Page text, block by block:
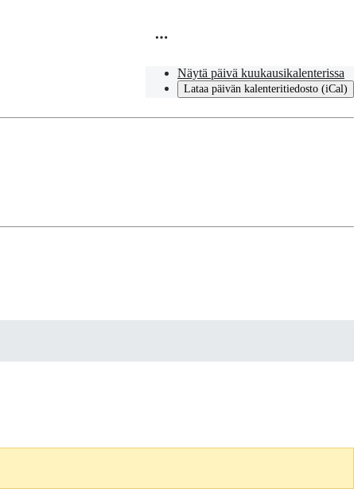
Näytä päivä kuukausikalenterissa
Lataa päivän kalenteritiedosto (iCal)